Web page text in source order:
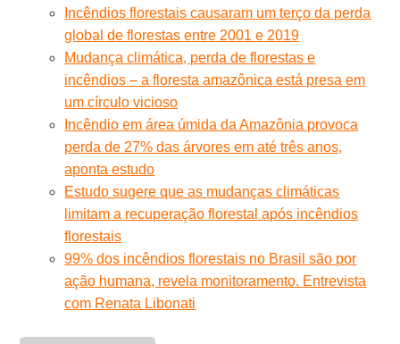
Incêndios florestais causaram um terço da perda
global de florestas entre 2001 e 2019
Mudança climática, perda de florestas e
incêndios – a floresta amazônica está presa em
um círculo vicioso
Incêndio em área úmida da Amazônia provoca
perda de 27% das árvores em até três anos,
aponta estudo
Estudo sugere que as mudanças climáticas
limitam a recuperação florestal após incêndios
florestais
99% dos incêndios florestais no Brasil são por
ação humana, revela monitoramento. Entrevista
com Renata Libonati